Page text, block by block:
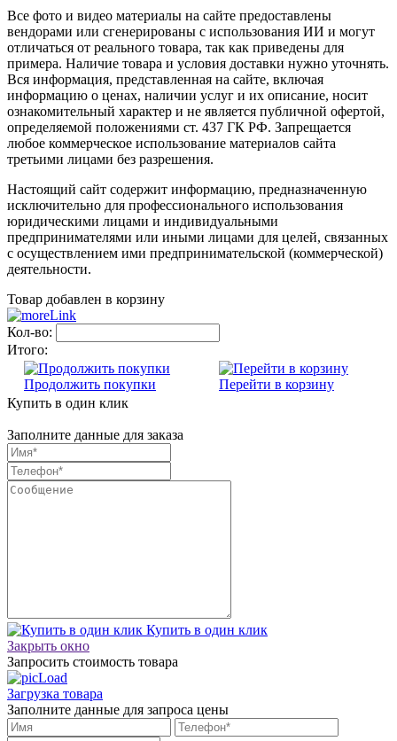
Все фото и видео материалы на сайте предоставлены
вендорами или сгенерированы с использования ИИ и могут
отличаться от реального товара, так как приведены для
примера. Наличие товара и условия доставки нужно уточнять.
Вся информация, представленная на сайте, включая
информацию о ценах, наличии услуг и их описание, носит
ознакомительный характер и не является публичной офертой,
определяемой положениями ст. 437 ГК РФ. Запрещается
любое коммерческое использование материалов сайта
третьими лицами без разрешения.
Настоящий сайт содержит информацию, предназначенную
исключительно для профессионального использования
юридическими лицами и индивидуальными
предпринимателями или иными лицами для целей, связанных
с осуществлением ими предпринимательской (коммерческой)
деятельности.
Товар добавлен в корзину
Кол-во:
Итого:
Продолжить покупки
Перейти в корзину
Купить в один клик
Заполните данные для заказа
Купить в один клик
Закрыть окно
Запросить стоимость товара
Загрузка товара
Заполните данные для запроса цены